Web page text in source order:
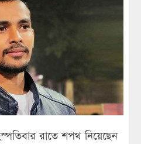
রাতে শপথ নিয়েছেন